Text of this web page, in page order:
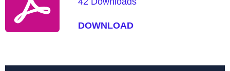
DOWNLOAD